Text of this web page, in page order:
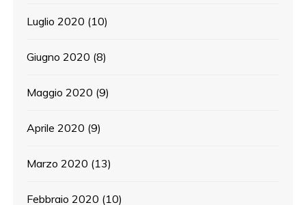
Luglio 2020 (10)
Giugno 2020 (8)
Maggio 2020 (9)
Aprile 2020 (9)
Marzo 2020 (13)
Febbraio 2020 (10)